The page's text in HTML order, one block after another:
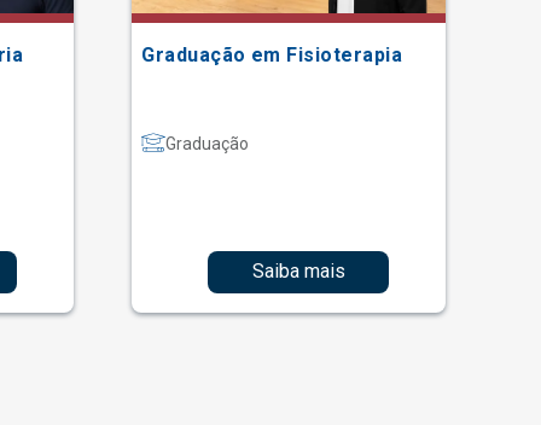
Graduação em Fisioterapia
Graduação
Saiba mais